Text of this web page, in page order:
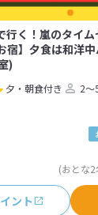
行く！嵐のタイ
宿】夕食は和洋
)
夕・朝食付き 2～
(おとな
ント